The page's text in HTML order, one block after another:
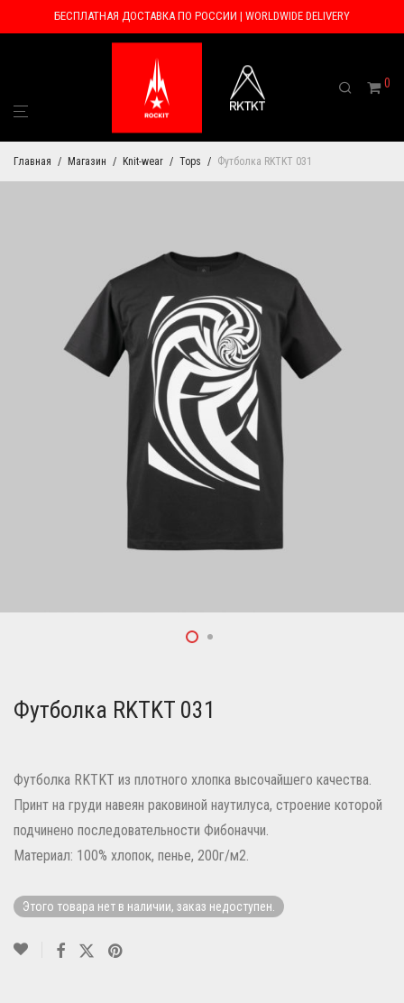
БЕСПЛАТНАЯ ДОСТАВКА ПО РОССИИ | WORLDWIDE DELIVERY
0
Главная / Магазин / Knit-wear / Tops / Футболка RKTKT 031
Футболка RKTKT 031
Футболка RKTKT из плотного хлопка высочайшего качества.
Принт на груди навеян раковиной наутилуса, строение которой
подчинено последовательности Фибоначчи.
Материал: 100% хлопок, пенье, 200г/м2.
Этого товара нет в наличии, заказ недоступен.